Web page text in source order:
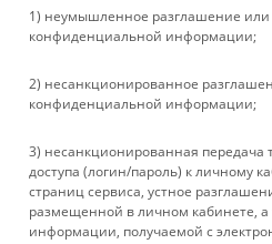
+ 7 861
г. Краснодар, ул.
Мы используем файлы cookie,
специалистами и третьими лицами,
нашем веб-сайте, что позволяет
взаимодействие с пользователями
Продолжая просмотр страниц
1) неумышленное разглашение или
конфиденциальной информации;
2) несанкционированное
конфиденциальной информации;
3) несанкционированная передача
доступа (логин/пароль) к личному
страниц сервиса, устное
размещенной в личном кабинете, а
информации, получаемой с